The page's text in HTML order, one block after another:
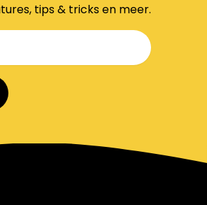
tips & tricks en meer.